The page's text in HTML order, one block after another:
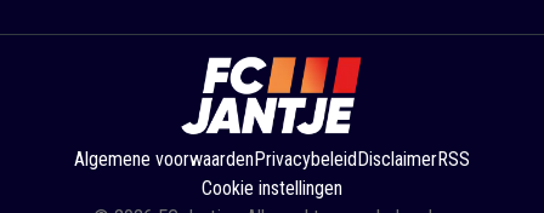
Algemene voorwaardenPrivacybeleidDisclaimerRSS
Cookie instellingen